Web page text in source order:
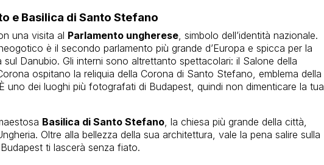
e Basilica di Santo Stefano
una visita al Parlamento ungherese, simbolo dell’identità nazionale.
è il secondo parlamento più grande d’Europa e spicca per la
Danubio. Gli interni sono altrettanto spettacolari: il Salone della
ospitano la reliquia della Corona di Santo Stefano, emblema della
uno dei luoghi più fotografati di Budapest, quindi non dimenticare la tua
Basilica di Santo Stefano, la chiesa più grande della città,
Oltre alla bellezza della sua architettura, vale la pena salire sulla
ti lascerà senza fiato.